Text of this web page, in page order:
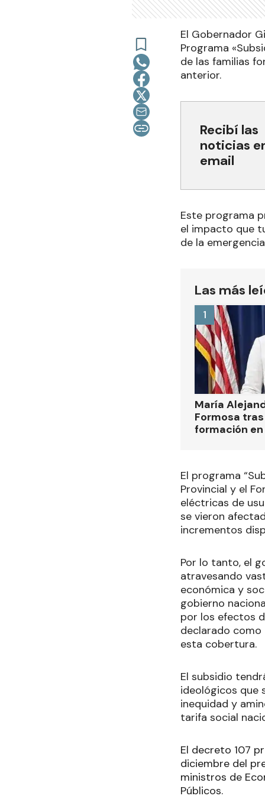
El Gobernador
Programa
de las familias
anterior.
Recibí las
noticias
email
Este programa
el impacto que
de la
Las más
María
Formosa
formación
1
El programa
Provincial y el
eléctricas de
se vieron
incrementos
Por lo tanto, el
atravesando
económica y
gobierno
por los efectos
declarado como
esta cobertura.
El subsidio
ideológicos que
inequidad y
tarifa social
El decreto 107
diciembre del
ministros de
Públicos.